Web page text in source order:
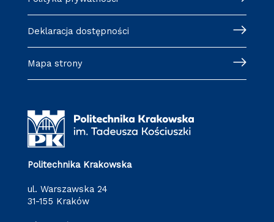
Deklaracja dostępności
Mapa strony
Politechnika Krakowska
ul. Warszawska 24
31-155 Kraków